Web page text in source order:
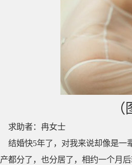
求助者：冉女士
结婚快5年了，对我来说却像是一
产都分了，也分居了，相约一个月